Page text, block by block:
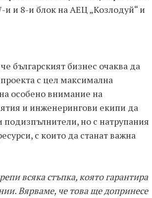
и и 8-и блок на АЕЦ „Козлодуй“ и
българският бизнес очаква да
с цел максимална
особено внимание на
и инженерингови екипи да
подизпълнители, но с натрупания
с които да станат важна
всяка стъпка, която гарантира
Вярваме, че това ще допринесе